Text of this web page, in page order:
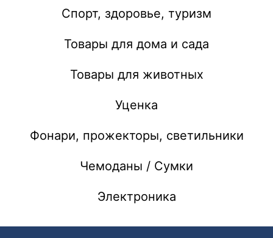
Спорт, здоровье, туризм
Товары для дома и сада
Товары для животных
Уценка
Фонари, прожекторы, светильники
Чемоданы / Сумки
Электроника